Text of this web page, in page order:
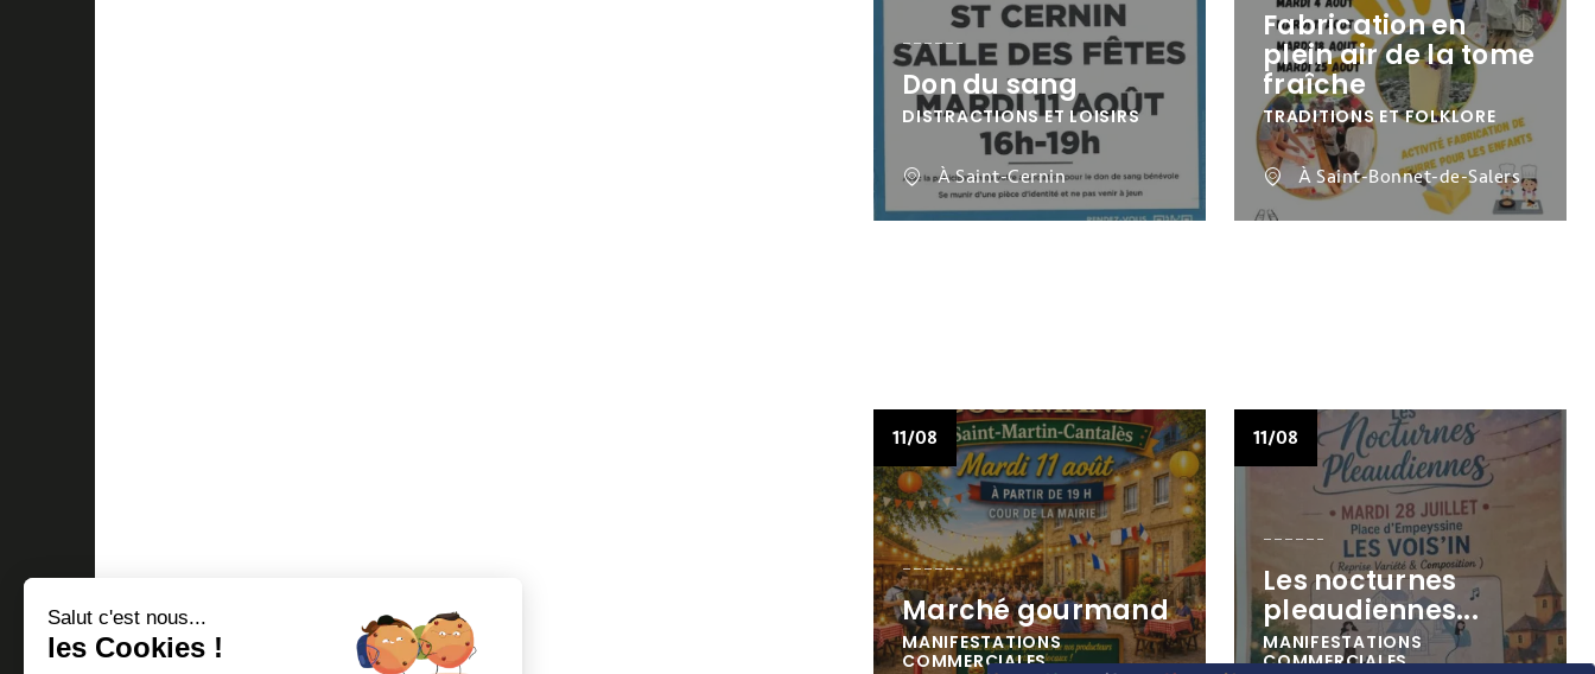
Don du sang
DISTRACTIONS ET LOISIRS
À Saint-Cernin
Fabrication en
plein air de la tome
fraîche
TRADITIONS ET FOLKLORE
À Saint-Bonnet-de-Salers
11/08
Marché gourmand
MANIFESTATIONS
COMMERCIALES
11/08
Les nocturnes
pleaudiennes...
MANIFESTATIONS
COMMERCIALES
Salut c'est nous...
les Cookies !